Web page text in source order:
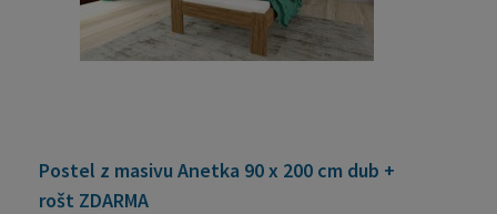
Postel z masivu Anetka 90 x 200 cm dub +
rošt ZDARMA